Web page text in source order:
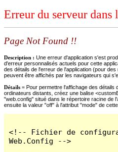
Erreur du serveur
Page Not Found !!
Description : Une erreur d'application s'est
d'erreur personnalisés actuels pour cette
des détails de l'erreur de l'application (pour
peuvent être affichés par les navigateurs qui
Détails = Pour permettre l'affichage des détails
ordinateurs distants, créez une balise
"web.config" situé dans le répertoire racine de
ensuite la valeur "off" à l'attribut "mode" de
<!-- Fichier de
Web.Config -->